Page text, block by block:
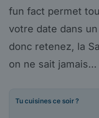
fun fact permet
votre date dans
donc retenez, la
on ne sait jamais…
Tu cuisines ce soir ?